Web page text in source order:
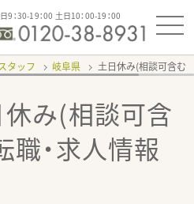
9：30-19：00 土日10：00-19：00
タッフ 岐阜県 土日休み(相談可含む)
み(相談可含
職・求人情報